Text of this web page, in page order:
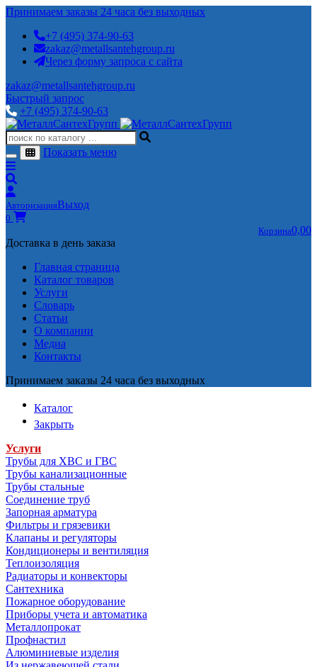
Принимаем заказы 24 часа без выходных
+7 (495) 374-90-63
zakaz@metallsantehgroup.ru
Через форму запроса с сайта
zakaz@metallsantehgroup.ru
Быстрый запрос
+7 (495) 374-90-63
Показать меню
АвторизацияВыход
0
Корзина0,00
Доставка в день заказа
Главная страница
Каталог товаров
Услуги
Словарь
Статьи
О компании
Медиа
Контакты
Принимаем заказы 24 часа без выходных
Каталог
Закрыть
Услуги
Трубы для ХВС и ГВС
Трубы канализационные
Трубы стальные
Соединение труб
Запорная арматура
Фильтры и грязевики
Клапаны и регуляторы
Кондиционеры и вентиляция
Теплоизоляция
Радиаторы и конвекторы
Сантехника
Пожарное оборудование
Приборы учета и автоматика
Металлопрокат
Профнастил
Алюминиевые изделия